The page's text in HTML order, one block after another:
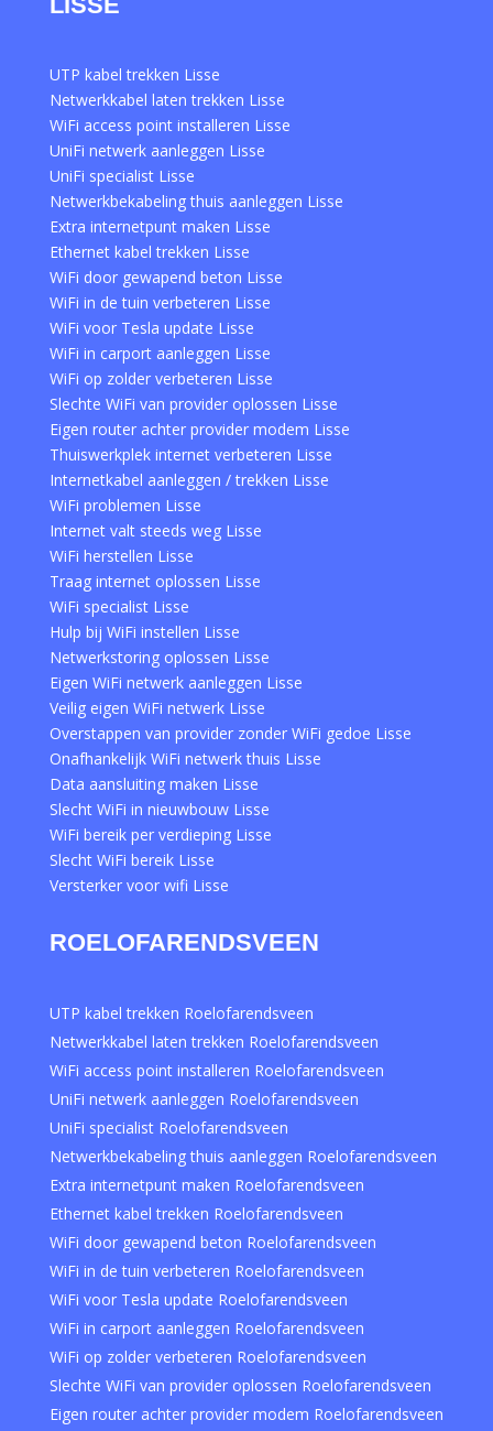
UTP kabel trekken Lisse
Netwerkkabel laten trekken Lisse
WiFi access point installeren Lisse
UniFi netwerk aanleggen Lisse
UniFi specialist Lisse
Netwerkbekabeling thuis aanleggen Lisse
Extra internetpunt maken Lisse
Ethernet kabel trekken Lisse
WiFi door gewapend beton Lisse
WiFi in de tuin verbeteren Lisse
WiFi voor Tesla update Lisse
WiFi in carport aanleggen Lisse
WiFi op zolder verbeteren Lisse
Slechte WiFi van provider oplossen Lisse
Eigen router achter provider modem Lisse
Thuiswerkplek internet verbeteren Lisse
Internetkabel aanleggen / trekken Lisse
WiFi problemen Lisse
Internet valt steeds weg Lisse
WiFi herstellen Lisse
Traag internet oplossen Lisse
WiFi specialist Lisse
Hulp bij WiFi instellen Lisse
Netwerkstoring oplossen Lisse
Eigen WiFi netwerk aanleggen Lisse
Veilig eigen WiFi netwerk Lisse
Overstappen van provider zonder WiFi gedoe Lisse
Onafhankelijk WiFi netwerk thuis Lisse
Data aansluiting maken Lisse
Slecht WiFi in nieuwbouw Lisse
WiFi bereik per verdieping Lisse
Slecht WiFi bereik Lisse
Versterker voor wifi Lisse
ROELOFARENDSVEEN
UTP kabel trekken Roelofarendsveen
Netwerkkabel laten trekken Roelofarendsveen
WiFi access point installeren Roelofarendsveen
UniFi netwerk aanleggen Roelofarendsveen
UniFi specialist Roelofarendsveen
Netwerkbekabeling thuis aanleggen Roelofarendsveen
Extra internetpunt maken Roelofarendsveen
Ethernet kabel trekken Roelofarendsveen
WiFi door gewapend beton Roelofarendsveen
WiFi in de tuin verbeteren Roelofarendsveen
WiFi voor Tesla update Roelofarendsveen
WiFi in carport aanleggen Roelofarendsveen
WiFi op zolder verbeteren Roelofarendsveen
Slechte WiFi van provider oplossen Roelofarendsveen
Eigen router achter provider modem Roelofarendsveen